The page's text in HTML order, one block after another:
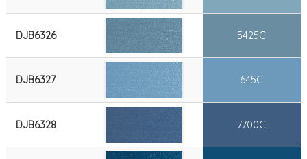
DJB6326 5425C
DJB6327 645C
DJB6328 7700C